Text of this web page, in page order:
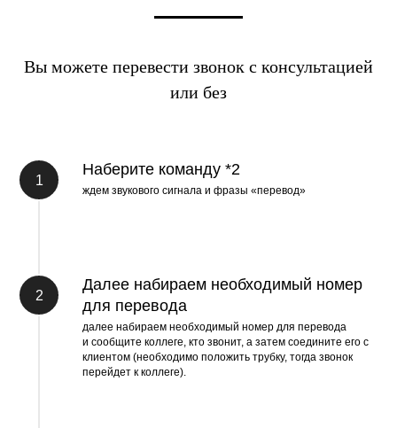
Вы можете перевести звонок с консультацией
или без
Наберите команду *2
ждем звукового сигнала и фразы «перевод»
Далее набираем необходимый номер
для перевода
далее набираем необходимый номер для перевода
и сообщите коллеге, кто звонит, а затем соедините его с
клиентом (необходимо положить трубку, тогда звонок
перейдет к коллеге).